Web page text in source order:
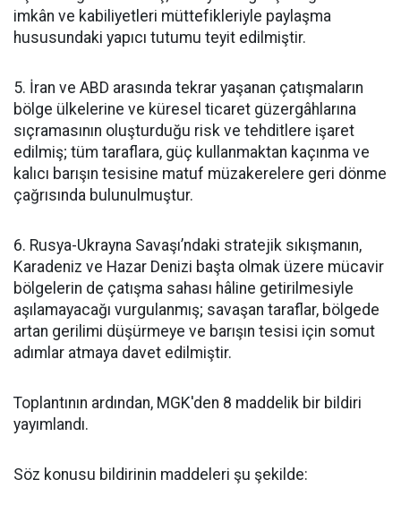
imkân ve kabiliyetleri müttefikleriyle paylaşma
hususundaki yapıcı tutumu teyit edilmiştir.
5. İran ve ABD arasında tekrar yaşanan çatışmaların
bölge ülkelerine ve küresel ticaret güzergâhlarına
sıçramasının oluşturduğu risk ve tehditlere işaret
edilmiş; tüm taraflara, güç kullanmaktan kaçınma ve
kalıcı barışın tesisine matuf müzakerelere geri dönme
çağrısında bulunulmuştur.
6. Rusya-Ukrayna Savaşı’ndaki stratejik sıkışmanın,
Karadeniz ve Hazar Denizi başta olmak üzere mücavir
bölgelerin de çatışma sahası hâline getirilmesiyle
aşılamayacağı vurgulanmış; savaşan taraflar, bölgede
artan gerilimi düşürmeye ve barışın tesisi için somut
adımlar atmaya davet edilmiştir.
Toplantının ardından, MGK'den 8 maddelik bir bildiri
yayımlandı.
Söz konusu bildirinin maddeleri şu şekilde: